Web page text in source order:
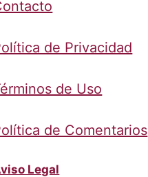
de Privacidad
de Uso
de Comentarios
Legal